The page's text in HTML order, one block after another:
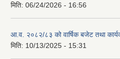
मिति: 06/24/2026 - 16:56
आ.व. २०८२/८३ को वार्षिक बजेट तथा
मिति: 10/13/2025 - 15:31